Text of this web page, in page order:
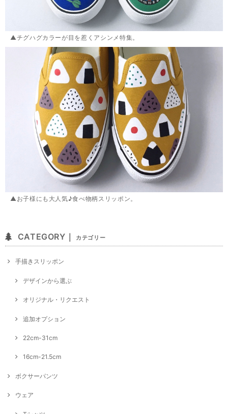
▲チグハグカラーが目を惹くアシンメ特集。
▲お子様にも大人気♪食べ物柄スリッポン。
CATEGORY｜ カテゴリー
手描きスリッポン
デザインから選ぶ
オリジナル・リクエスト
追加オプション
22cm-31cm
16cm-21.5cm
ボクサーパンツ
ウェア